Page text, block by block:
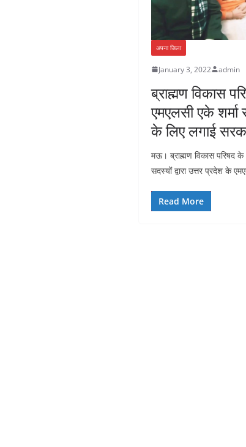
अपना जिला
January 3, 2022 admin
ब्राह्मण विकास
एमएलसी एके शर्मा
के लिए लगाई
मऊ। ब्राह्मण विकास परिषद
सदस्यों द्वारा उत्तर प्रदेश के
Read More